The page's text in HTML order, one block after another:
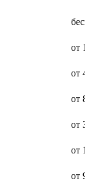
от
от
от
от
от
от